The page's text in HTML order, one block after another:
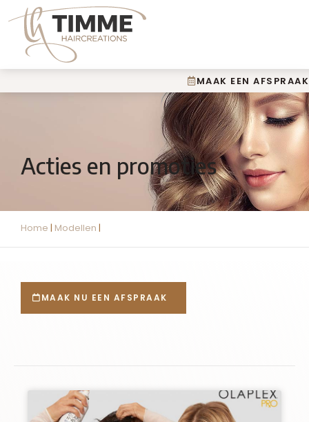
MAAK EEN AFSPRAAK
Acties en promoties
Home | Modellen |
MAAK NU EEN AFSPRAAK